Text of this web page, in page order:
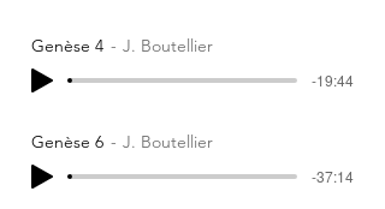
Genèse 4 J. Boutellier
-19:44
Genèse 6 J. Boutellier
-37:14